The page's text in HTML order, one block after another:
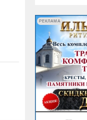
РЕКЛАМА